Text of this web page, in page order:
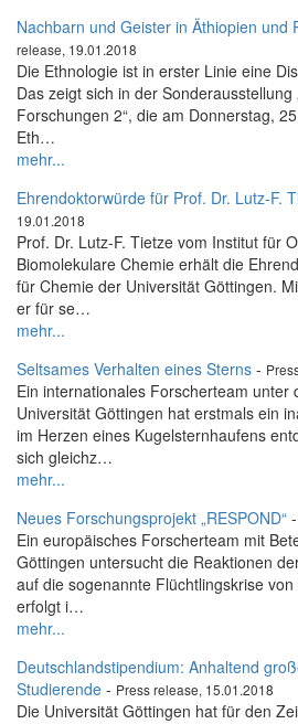
Nachbarn und Geister in Äthiopien und
release, 19.01.2018
Die Ethnologie ist in erster Linie eine
Das zeigt sich in der
Forschungen 2“, die am Donnerstag,
Eth…
mehr...
Ehrendoktorwürde für Prof. Dr. Lutz-F.
19.01.2018
Prof. Dr. Lutz-F. Tietze vom Institut für
Biomolekulare Chemie erhält die
für Chemie der Universität Göttingen.
er für se…
mehr...
Seltsames Verhalten eines Sterns -
Ein internationales Forscherteam unter
Universität Göttingen hat erstmals ein
im Herzen eines Kugelsternhaufens
sich gleichz…
mehr...
Neues Forschungsprojekt „RESPOND“ -
Ein europäisches Forscherteam mit
Göttingen untersucht die Reaktionen
auf die sogenannte Flüchtlingskrise
erfolgt i…
mehr...
Deutschlandstipendium: Anhaltend
Studierende - Press release, 15.01.2018
Die Universität Göttingen hat für den